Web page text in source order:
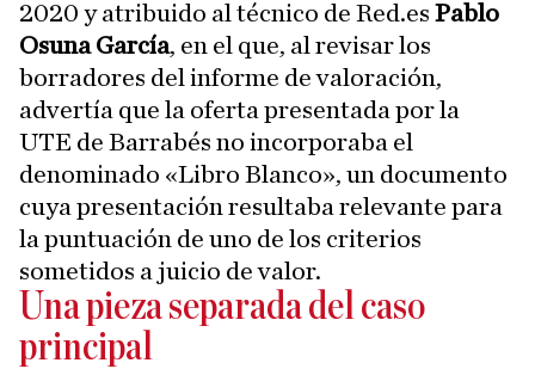
2020 y atribuido al técnico de Red.es Pablo
Osuna García, en el que, al revisar los
borradores del informe de valoración,
advertía que la oferta presentada por la
UTE de Barrabés no incorporaba el
denominado «Libro Blanco», un documento
cuya presentación resultaba relevante para
la puntuación de uno de los criterios
sometidos a juicio de valor.
Una pieza separada del caso
principal